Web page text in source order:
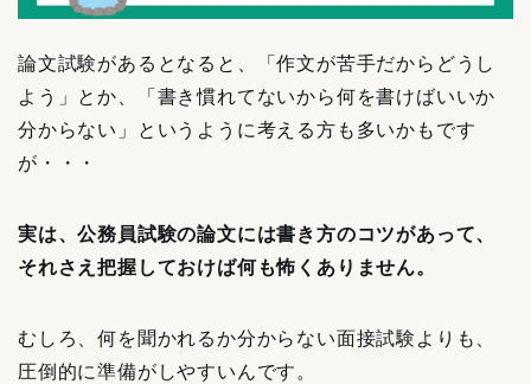
論文試験があるとなると、「作文が苦手だからどうし
よう」とか、「書き慣れてないから何を書けばいいか
分からない」というように考える方も多いかもです
が・・・
実は、公務員試験の論文には書き方のコツがあって、
それさえ把握しておけば何も怖くありません。
むしろ、何を聞かれるか分からない面接試験よりも、
圧倒的に準備がしやすいんです。